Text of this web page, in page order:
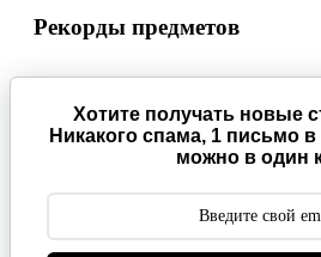
Рекорды предметов
Хотите получать новые
Никакого спама, 1 письмо
можно в один